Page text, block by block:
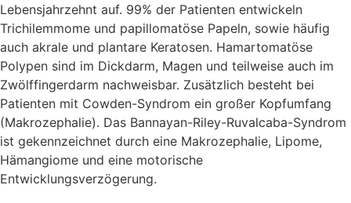
Lebensjahrzehnt auf. 99% der Patienten entwickeln
Trichilemmome und papillomatöse Papeln, sowie häufig
auch akrale und plantare Keratosen. Hamartomatöse
Polypen sind im Dickdarm, Magen und teilweise auch im
Zwölffingerdarm nachweisbar. Zusätzlich besteht bei
Patienten mit Cowden-Syndrom ein großer Kopfumfang
(Makrozephalie). Das Bannayan-Riley-Ruvalcaba-Syndrom
ist gekennzeichnet durch eine Makrozephalie, Lipome,
Hämangiome und eine motorische
Entwicklungsverzögerung.